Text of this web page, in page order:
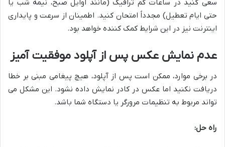
سعی کنید در ساعات کم ترافیک (مانند اوایل صبح، نیمه شب یا
حتی ایام تعطیل) مجدداً امتحان کنید. اطمینان از سرعت و پایداری
اینترنت نیز در این شرایط کمک کننده خواهد بود.
عدم نمایش عکس پس از آپلود موفقیت آمیز
در برخی موارد، ممکن است پس از آپلود، هیچ پیغامی مبنی بر خطا
دریافت نکنید اما عکس در کادر نمایش داده نشود. این مشکل می
تواند مربوط به تنظیمات مرورگر یا دستگاه شما باشد.
راه حل: